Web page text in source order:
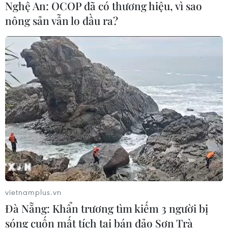
thưởng 2 tỷ đồng sau thắng lợi trước
Indonesia
04/08/2026 04:16
Tuyển thủ Indonesia cúi đầu thành
khẩn xin lỗi người hâm mộ xứ vạn
đảo
04/08/2026 03:17
ASEAN Cup 2026: "Chìa khóa" giúp
tuyển Việt Nam quật ngã Indonesia
04/08/2026 03:05
ASEAN Cup 2026: Đội tuyển Việt
Nghệ An: OCOP đã có thương hiệu, vì sao
nông sản vẫn lo đầu ra?
vietnamplus.vn
Đà Nẵng: Khẩn trương tìm kiếm 3 người bị
sóng cuốn mất tích tại bán đảo Sơn Trà